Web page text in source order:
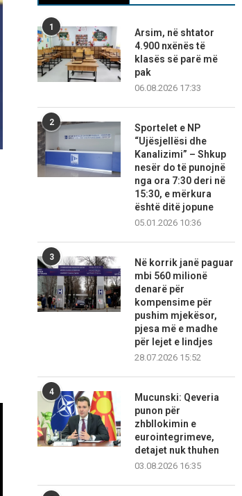
1
Arsim, në shtator
4.900 nxënës të
klasës së parë më
pak
06.08.2026 17:33
2
Sportelet e NP
“Ujësjellësi dhe
Kanalizimi” – Shkup
nesër do të punojnë
nga ora 7:30 deri në
15:30, e mërkura
është ditë jopune
05.01.2026 10:36
3
Në korrik janë paguar
mbi 560 milionë
denarë për
kompensime për
pushim mjekësor,
pjesa më e madhe
për lejet e lindjes
28.07.2026 15:52
4
Mucunski: Qeveria
punon për
zhbllokimin e
eurointegrimeve,
detajet nuk thuhen
03.08.2026 16:35